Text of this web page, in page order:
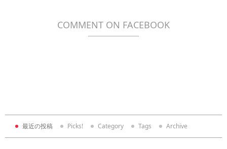
COMMENT ON FACEBOOK
最近の投稿 Picks! Category Tags Archive